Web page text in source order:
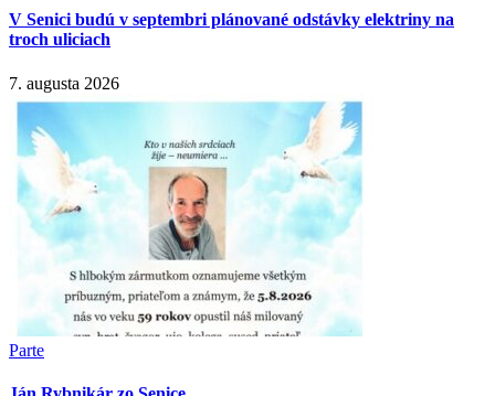
V Senici budú v septembri plánované odstávky elektriny na
troch uliciach
7. augusta 2026
Parte